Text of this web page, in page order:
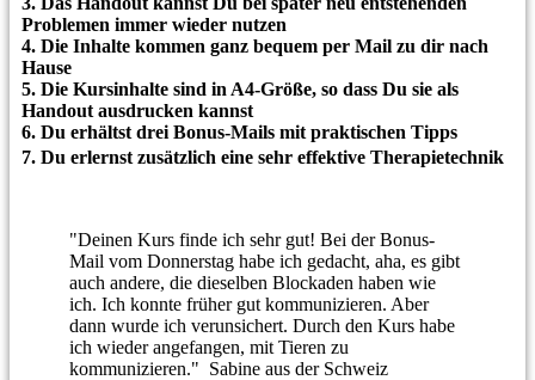
Problemen immer wieder nutzen
4. Die Inhalte kommen ganz bequem per Mail zu dir nach
Hause
5. Die Kursinhalte sind in A4-Größe, so dass Du sie als
Handout ausdrucken kannst
6. Du erhältst drei Bonus-Mails mit praktischen Tipps
7. Du erlernst zusätzlich eine sehr effektive Therapietechnik
"Deinen Kurs finde ich sehr gut! Bei der Bonus-
Mail vom Donnerstag habe ich gedacht, aha, es gibt
auch andere, die dieselben Blockaden haben wie
ich. Ich konnte früher gut kommunizieren. Aber
dann wurde ich verunsichert. Durch den Kurs habe
ich wieder angefangen, mit Tieren zu
kommunizieren." Sabine aus der Schweiz